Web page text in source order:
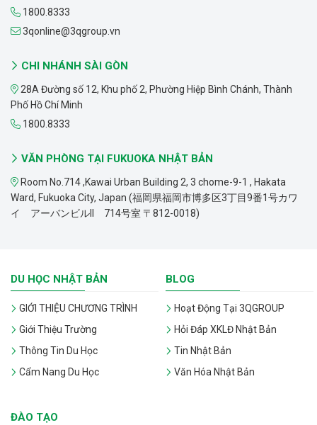
1800.8333
3qonline@3qgroup.vn
CHI NHÁNH SÀI GÒN
28A Đường số 12, Khu phố 2, Phường Hiệp Bình Chánh, Thành
Phố Hồ Chí Minh
1800.8333
VĂN PHÒNG TẠI FUKUOKA NHẬT BẢN
Room No.714 ,Kawai Urban Building 2, 3 chome-9-1 , Hakata
Ward, Fukuoka City, Japan (福岡県福岡市博多区3丁目9番1号カワ
イ アーバンビルII 714号室 〒812-0018)
DU HỌC NHẬT BẢN
GIỚI THIỆU CHƯƠNG TRÌNH
Giới Thiệu Trường
Thông Tin Du Học
Cẩm Nang Du Học
BLOG
Hoạt Động Tại 3QGROUP
Hỏi Đáp XKLĐ Nhật Bản
Tin Nhật Bản
Văn Hóa Nhật Bản
ĐÀO TẠO